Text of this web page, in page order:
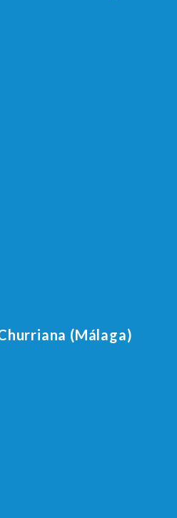
(Málaga)